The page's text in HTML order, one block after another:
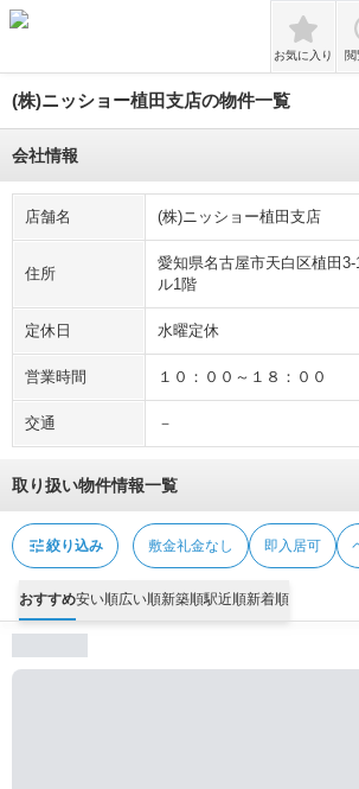
お気に入り
(株)ニッショー植田支店の物件一覧
会社情報
店舗名 (株)ニッショー植田支店
住所
愛知県名古屋市天白区植田
ル1階
定休日 水曜定休
営業時間 １０：００～１８：００
交通 －
取り扱い物件情報一覧
tune絞り込み 敷金礼金なし 即入居可
おすすめ安い順広い順新築順駅近順新着順
tune 即入居可